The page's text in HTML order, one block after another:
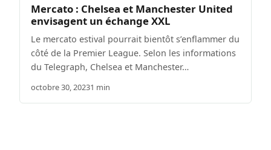
Mercato : Chelsea et Manchester United
envisagent un échange XXL
Le mercato estival pourrait bientôt s’enflammer du
côté de la Premier League. Selon les informations
du Telegraph, Chelsea et Manchester…
octobre 30, 20231 min